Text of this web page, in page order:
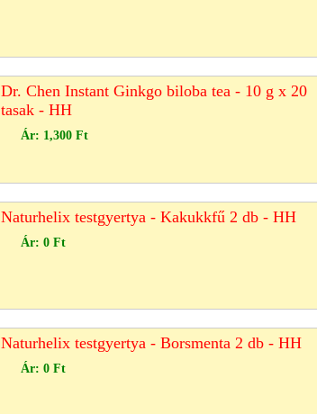
Dr. Chen Instant Ginkgo biloba tea - 10 g x 20
tasak - HH
Ár: 1,300 Ft
Naturhelix testgyertya - Kakukkfű 2 db - HH
Ár: 0 Ft
Naturhelix testgyertya - Borsmenta 2 db - HH
Ár: 0 Ft